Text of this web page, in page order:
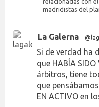
madridistas del
La Galerna
Si de verdad ha
que HABÍA SIDO
árbitros, tiene
que
EN ACTIVO en